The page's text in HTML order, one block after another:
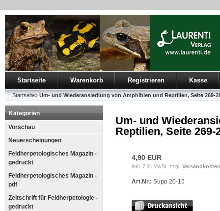
Startseite Warenkorb Registrieren Kasse
Startseite» Um- und Wiederansiedlung von Amphibien und Reptilien, Seite 269-
Kategorien
Vorschau
Neuerscheinungen
Feldherpetologisches Magazin -
gedruckt
Feldherpetologisches Magazin -
pdf
Zeitschrift für Feldherpetologie -
gedruckt
Um- und
Reptilien, Seite 269-
4,90 EUR
inkl. 7 % MwSt. zzgl. Versandkosten
Art.Nr.: Supp 20-15